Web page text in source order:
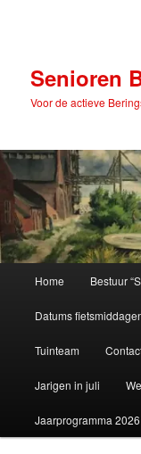
inhoudSenioren
Voor de actieve
Home Bestuur
Datums
Tuinteam
Jarigen in juli
Jaarprogramma 2026